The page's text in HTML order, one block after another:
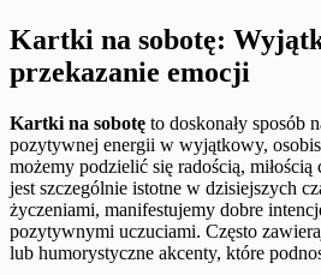
Kartki na sobotę:
przekazanie emocji
Kartki na sobotę to doskonały sposób
pozytywnej energii w wyjątkowy,
możemy podzielić się radością,
jest szczególnie istotne w dzisiejszych
życzeniami, manifestujemy dobre
pozytywnymi uczuciami. Często
lub humorystyczne akcenty, które